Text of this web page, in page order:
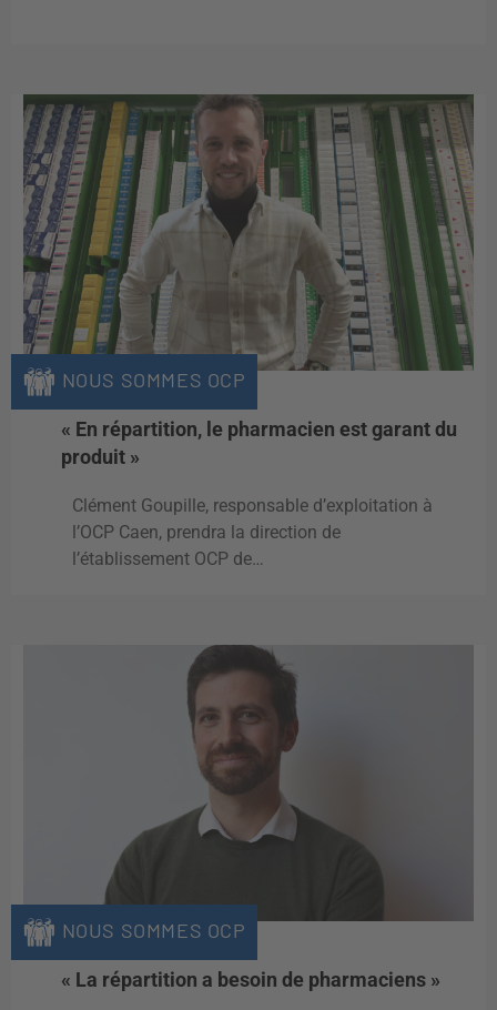
NOUS SOMMES OCP
« En répartition, le pharmacien est garant du
produit »
Clément Goupille, responsable d’exploitation à
l’OCP Caen, prendra la direction de
l’établissement OCP de…
NOUS SOMMES OCP
« La répartition a besoin de pharmaciens »